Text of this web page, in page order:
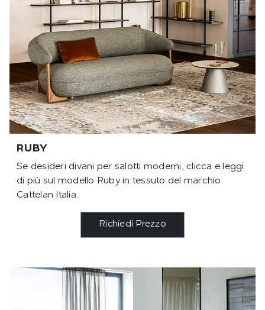
RUBY
Se desideri divani per salotti moderni, clicca e leggi
di più sul modello Ruby in tessuto del marchio
Cattelan Italia.
Richiedi Prezzo